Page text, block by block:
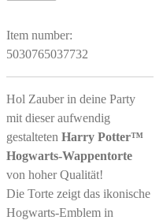
Item number:
5030765037732
Hol Zauber in deine Party
mit dieser aufwendig
gestalteten Harry Potter™
Hogwarts‑Wappentorte
von hoher Qualität!
Die Torte zeigt das ikonische
Hogwarts‑Emblem in